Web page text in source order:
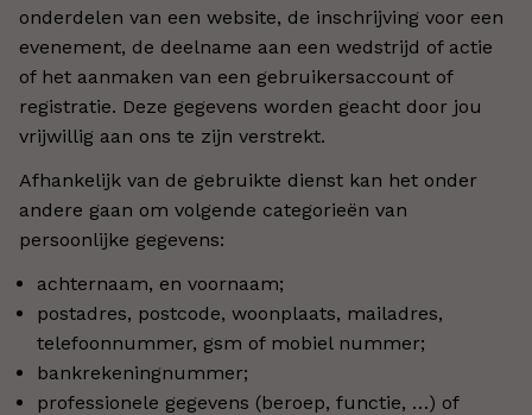
onderdelen van een website, de inschrijving voor een
evenement, de deelname aan een wedstrijd of actie
of het aanmaken van een gebruikersaccount of
registratie. Deze gegevens worden geacht door jou
vrijwillig aan ons te zijn verstrekt.
Afhankelijk van de gebruikte dienst kan het onder
andere gaan om volgende categorieën van
persoonlijke gegevens:
achternaam, en voornaam;
postadres, postcode, woonplaats, mailadres,
telefoonnummer, gsm of mobiel nummer;
bankrekeningnummer;
professionele gegevens (beroep, functie, …) of